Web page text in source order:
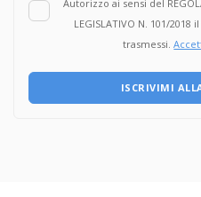
partner di ENGIM che,
Autorizzo ai sensi del
LEGISLATIVO N. 101/
trasmessi.
ISCRIVIMI